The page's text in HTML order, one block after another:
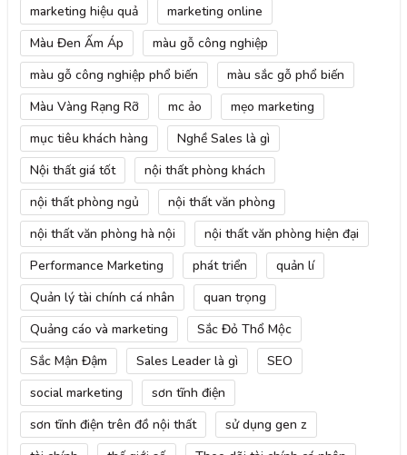
marketing hiệu quả
marketing online
Màu Đen Ấm Áp
màu gỗ công nghiệp
màu gỗ công nghiệp phổ biến
màu sắc gỗ phổ biến
Màu Vàng Rạng Rỡ
mc ảo
mẹo marketing
mục tiêu khách hàng
Nghề Sales là gì
Nội thất giá tốt
nội thất phòng khách
nội thất phòng ngủ
nội thất văn phòng
nội thất văn phòng hà nội
nội thất văn phòng hiện đại
Performance Marketing
phát triển
quản lí
Quản lý tài chính cá nhân
quan trọng
Quảng cáo và marketing
Sắc Đỏ Thổ Mộc
Sắc Mận Đậm
Sales Leader là gì
SEO
social marketing
sơn tĩnh điện
sơn tĩnh điện trên đồ nội thất
sử dụng gen z